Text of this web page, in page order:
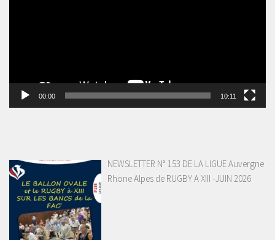
00:00 10:11
NEWSLETTER N° 153 DE LA LIGUE Auvergne
Rhone Alpes de RUGBY A XIII -JUIN 2026